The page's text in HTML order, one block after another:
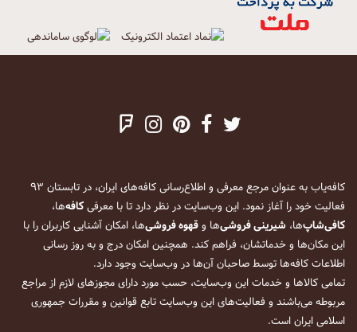
کافه‌یاب به عنوان مرجع معرفی و اطلاع‌رسانی کافه‌های ایران، در تابستان ۹۳
فعالیت خود را آغاز نمود. این وب‌سایت در نظر دارد تا با معرفیکافه‌ها،
کافی‌شاپ‌ها، شیرینی فروشی‌ها وقهوه فروشی‌ها، امکان آشنایی کاربران را با
این مکان‌ها و خدماتشان، فراهم کند. همچنین امکان درج و به روز رسانی
اطلاعات کافه‌ها توسط صاحبان آن‌ها در وب‌سایت وجود دارد.
تمامی کالاها و خدمات این وب‌سایت، حسب مورد دارای مجوزهای لازم از مراجع
مربوطه می‌باشند و فعالیت‌های این وب‌سایت تابع قوانین و مقررات جمهوری
اسلامی ایران است.